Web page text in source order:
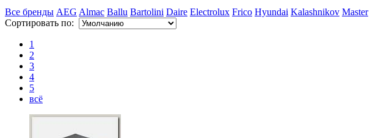
Все бренды AEG Almac Ballu Bartolini Daire Electrolux Frico Hyundai Kalashnikov Master
Сортировать по:
1
2
3
4
5
всё